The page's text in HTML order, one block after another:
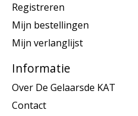
Registreren
Mijn bestellingen
Mijn verlanglijst
Informatie
Over De Gelaarsde KAT
Contact